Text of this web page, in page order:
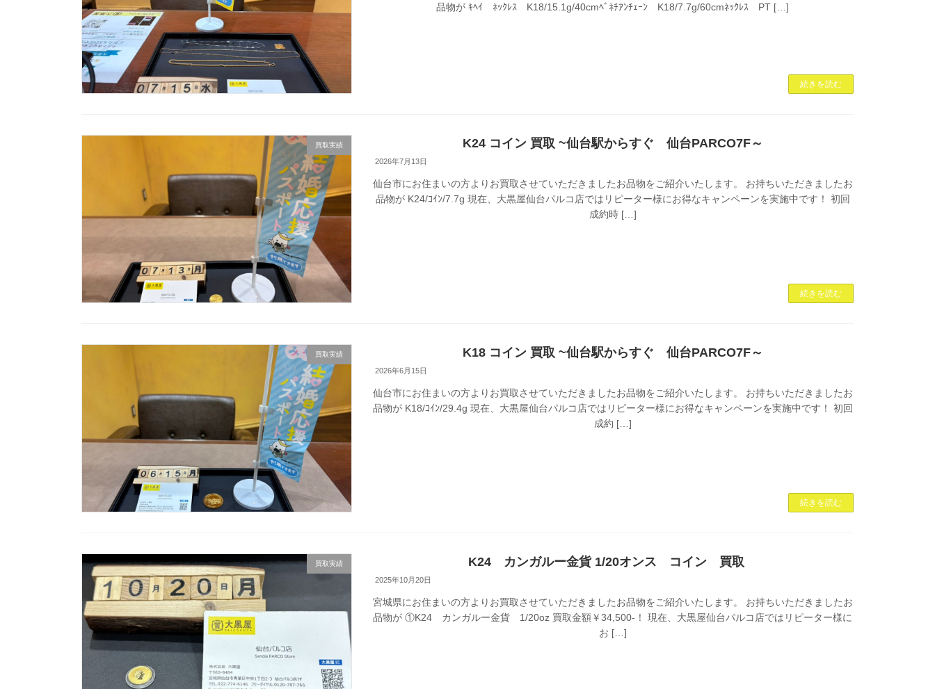
品物が ｷﾍｲ ﾈｯｸﾚｽ K18/15.1g/40cmﾍﾞﾈﾁｱﾝﾁｪｰﾝ K18/7.7g/60cmﾈｯｸﾚｽ PT […]
続きを読む
買取実績 K24 コイン 買取 ~仙台駅からすぐ 仙台PARCO7F～
2026年7月13日
仙台市にお住まいの方よりお買取させていただきましたお品物をご紹介いたします。 お持ちいただきましたお
品物が K24/ｺｲﾝ/7.7g 現在、大黒屋仙台パルコ店ではリピーター様にお得なキャンペーンを実施中です！ 初回
成約時 […]
続きを読む
買取実績 K18 コイン 買取 ~仙台駅からすぐ 仙台PARCO7F～
2026年6月15日
仙台市にお住まいの方よりお買取させていただきましたお品物をご紹介いたします。 お持ちいただきましたお
品物が K18/ｺｲﾝ/29.4g 現在、大黒屋仙台パルコ店ではリピーター様にお得なキャンペーンを実施中です！ 初回
成約 […]
続きを読む
買取実績 K24 カンガルー金貨 1/20オンス コイン 買取
2025年10月20日
宮城県にお住まいの方よりお買取させていただきましたお品物をご紹介いたします。 お持ちいただきましたお
品物が ①K24 カンガルー金貨 1/20oz 買取金額￥34,500-！ 現在、大黒屋仙台パルコ店ではリピーター様に
お […]